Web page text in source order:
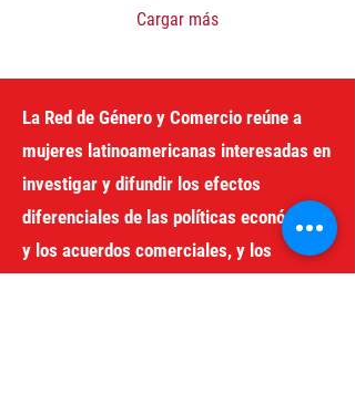
fortalecer la incidencia por una
de julio al 3 de septiembre. No
Cargar más
La Red de Género y Comercio reúne a
mujeres latinoamericanas interesadas en
investigar y difundir los efectos
diferenciales de las políticas económicas
y los acuerdos comerciales, y los